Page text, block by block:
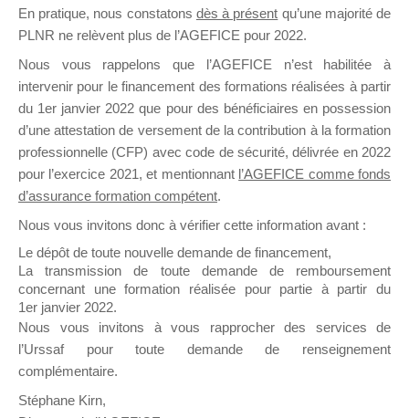
Groupe Public
il y a un mois
Ce groupe est destiné aux Organismes de
Formation qui souhaitent répondre à l’Appel à
Propositions Mallette du Dirigeant.
sur lequel il est possible de laisser un message
ou poser une question.
NB : Il est nécessaire d’être
pouvoir rejoindre ce groupe
En pratique, nous constatons dès à présent qu’une majorité de
PLNR ne relèvent plus de l’AGEFICE pour 2022.
Nous vous rappelons que l’AGEFICE n’est habilitée à
intervenir pour le financement des formations réalisées à partir
du 1er janvier 2022 que pour des bénéficiaires en possession
d’une attestation de versement de la contribution à la formation
professionnelle (CFP) avec code de sécurité, délivrée en 2022
pour l’exercice 2021, et mentionnant l’AGEFICE comme fonds
d’assurance formation compétent.
Nous vous invitons donc à vérifier cette information avant :
Le dépôt de toute nouvelle demande de financement,
La transmission de toute demande de remboursement
concernant une formation réalisée pour partie à partir du
1er janvier 2022.
Nous vous invitons à vous rapprocher des services de
l’Urssaf pour toute demande de renseignement
complémentaire.
Stéphane Kirn,